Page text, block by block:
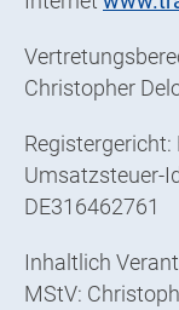
Christopher
Registergericht:
Umsatzsteuer-
DE316462761
Inhaltlich
MStV: